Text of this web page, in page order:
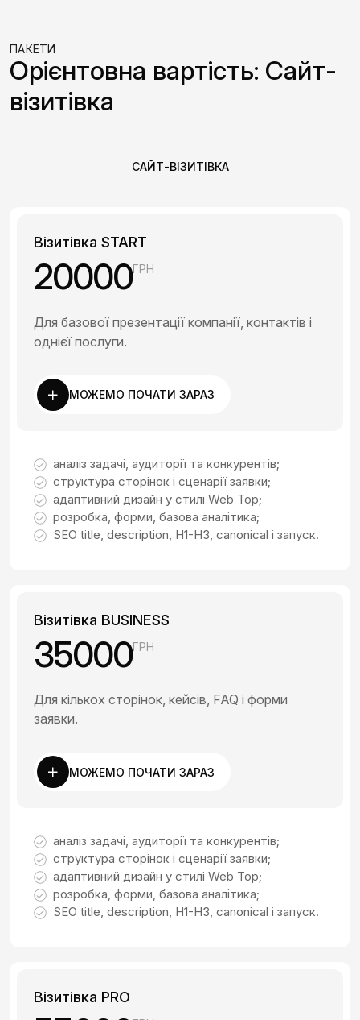
ПАКЕТИ
Орієнтовна вартість: Сайт-
візитівка
САЙТ-ВІЗИТІВКА
Візитівка START
20000ГРН
Для базової презентації компанії, контактів і
однієї послуги.
МОЖЕМО ПОЧАТИ ЗАРАЗ
аналіз задачі, аудиторії та конкурентів;
структура сторінок і сценарії заявки;
адаптивний дизайн у стилі Web Top;
розробка, форми, базова аналітика;
SEO title, description, H1-H3, canonical і запуск.
Візитівка BUSINESS
35000ГРН
Для кількох сторінок, кейсів, FAQ і форми
заявки.
МОЖЕМО ПОЧАТИ ЗАРАЗ
аналіз задачі, аудиторії та конкурентів;
структура сторінок і сценарії заявки;
адаптивний дизайн у стилі Web Top;
розробка, форми, базова аналітика;
SEO title, description, H1-H3, canonical і запуск.
Візитівка PRO